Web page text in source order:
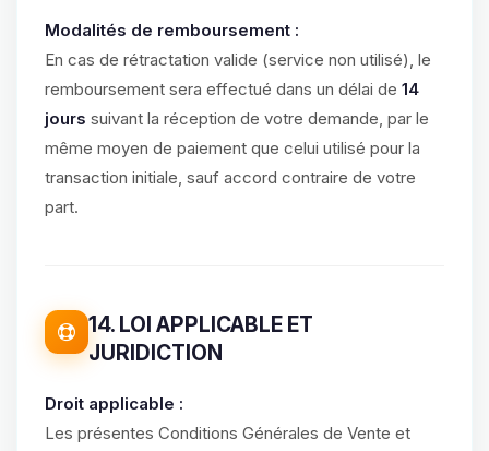
Modalités de remboursement :
En cas de rétractation valide (service non utilisé), le
remboursement sera effectué dans un délai de 14
jours suivant la réception de votre demande, par le
même moyen de paiement que celui utilisé pour la
transaction initiale, sauf accord contraire de votre
part.
14. LOI APPLICABLE ET
JURIDICTION
Droit applicable :
Les présentes Conditions Générales de Vente et